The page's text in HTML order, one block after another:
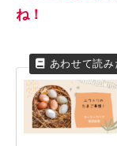
ね！